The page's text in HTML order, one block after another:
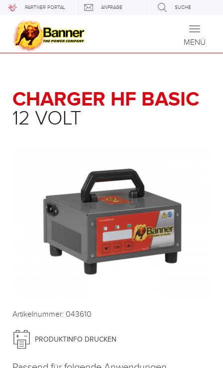
PARTNER PORTAL ANFRAGE SUCHE
Toggle
MENÜ
CHARGER HF BASIC
12 VOLT
Artikelnummer: 043610
PRODUKTINFO DRUCKEN